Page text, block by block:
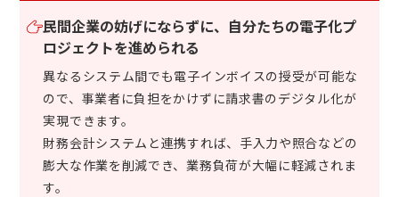
民間企業の妨げにならずに、自分たちの電子化プ
ロジェクトを進められる
異なるシステム間でも電子インボイスの授受が可能な
ので、事業者に負担をかけずに請求書のデジタル化が
実現できます。
財務会計システムと連携すれば、手入力や照合などの
膨大な作業を削減でき、業務負荷が大幅に軽減されま
す。